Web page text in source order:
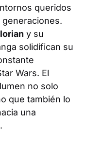
queridos
y su
solidifican su
Wars. El
no solo
que también lo
una